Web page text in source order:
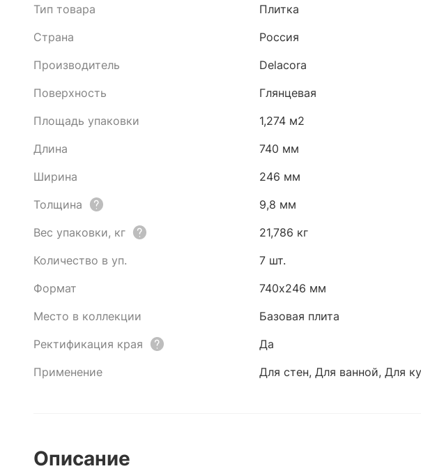
Тип товара
Плитка
Страна
Россия
Производитель
Delacora
Поверхность
Глянцевая
Площадь упаковки
1,274 м2
Длина
740 мм
Ширина
246 мм
Толщина
9,8 мм
Вес упаковки, кг
21,786 кг
Количество в уп.
7 шт.
Формат
740x246 мм
Место в коллекции
Базовая плита
Ректификация края
Да
Применение
Для стен, Для ванной, Для
Описание